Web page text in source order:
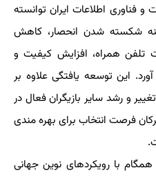
و فناوری اطلاعات ایران توانسته
شکسته شدن انحصار، کاهش
همراه، افزایش کیفیت و
این توسعه یافتگی علاوه بر
و رشد سایر بازیگران فعال در
فرصت انتخاب برای بهره مندی
همگام با رویکردهای نوین جهانی